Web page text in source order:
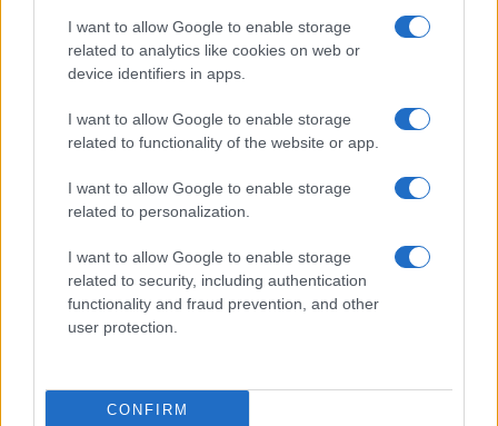
I want to allow Google to enable storage
related to analytics like cookies on web or
device identifiers in apps.
I want to allow Google to enable storage
related to functionality of the website or app.
I want to allow Google to enable storage
related to personalization.
I want to allow Google to enable storage
related to security, including authentication
functionality and fraud prevention, and other
user protection.
CONFIRM